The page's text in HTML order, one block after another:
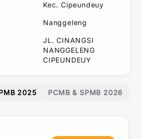
Kec. Cipeundeuy
Nanggeleng
JL. CINANGSI
NANGGELENG
CIPEUNDEUY
2025 PCMB & SPMB 2026